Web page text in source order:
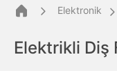
Elektronik
Elektrikli Diş